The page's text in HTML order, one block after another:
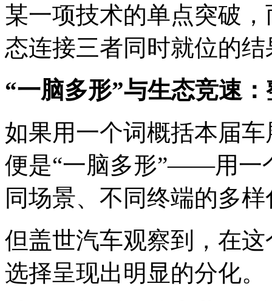
某一项技术的单点突破
态连接三者同时就位的结
“一脑多形”与生态竞速
如果用一个词概括本届
便是“一脑多形”——用一
同场景、不同终端的多
但盖世汽车观察到，在
选择呈现出明显的分化。